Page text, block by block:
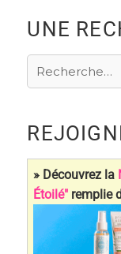
articles
UNE
Recherche
pour
» Découvrez la
Étoilé" remplie